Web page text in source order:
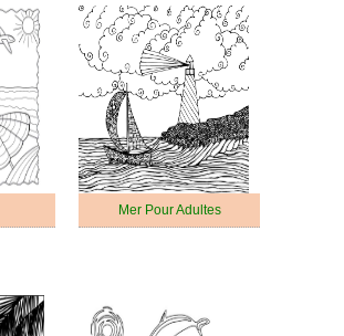
Mer Pour Adultes